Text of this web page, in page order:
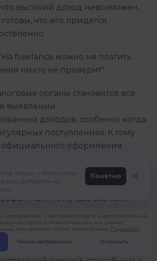
что высокий доход невозможен,
что его придется
freelance можно не платить
никто не проверит"
органы становятся все
выявлении
доходов, особенно когда
поступлениях. К тому
официального оформления
к крупным клиентам (которые
ограничивает возможности
и может привести к
Так что лучше все-таки
вроде самозанятости.
подходит freelance? Людям
необходимые — для работы сайта, а дополнительные
сервиса. Можно принять все cookies,
или оставить только необходимые. Подробнее
Только необходимые Отклонить
меню -> Установить
или Добавить на
Понятно